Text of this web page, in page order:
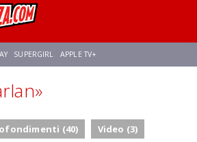
SUPERGIRL APPLE TV+
STAR TREK
(40) Video (3)